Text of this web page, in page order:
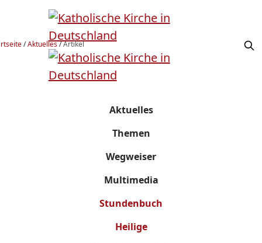
/Aktuelles/Artikel
Aktuelles
Themen
Wegweiser
Multimedia
Stundenbuch
Heilige